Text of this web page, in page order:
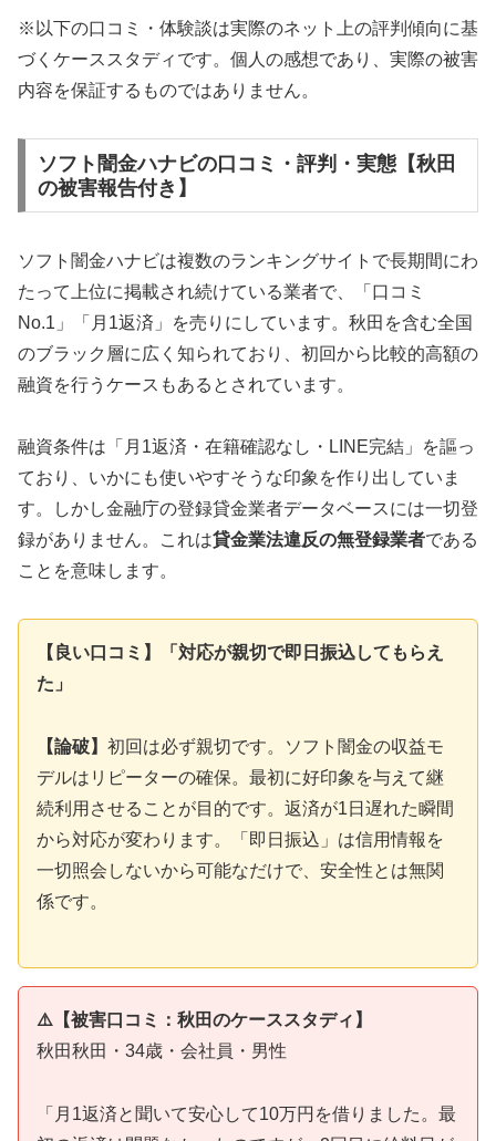
※以下の口コミ・体験談は実際のネット上の評判傾向に基
づくケーススタディです。個人の感想であり、実際の被害
内容を保証するものではありません。
ソフト闇金ハナビの口コミ・評判・実態【秋田
の被害報告付き】
ソフト闇金ハナビは複数のランキングサイトで長期間にわ
たって上位に掲載され続けている業者で、「口コミ
No.1」「月1返済」を売りにしています。秋田を含む全国
のブラック層に広く知られており、初回から比較的高額の
融資を行うケースもあるとされています。
融資条件は「月1返済・在籍確認なし・LINE完結」を謳っ
ており、いかにも使いやすそうな印象を作り出していま
す。しかし金融庁の登録貸金業者データベースには一切登
録がありません。これは貸金業法違反の無登録業者である
ことを意味します。
【良い口コミ】「対応が親切で即日振込してもらえ
た」
【論破】 初回は必ず親切です。ソフト闇金の収益モ
デルはリピーターの確保。最初に好印象を与えて継
続利用させることが目的です。返済が1日遅れた瞬間
から対応が変わります。「即日振込」は信用情報を
一切照会しないから可能なだけで、安全性とは無関
係です。
⚠️【被害口コミ：秋田のケーススタディ】
秋田秋田・34歳・会社員・男性
「月1返済と聞いて安心して10万円を借りました。最